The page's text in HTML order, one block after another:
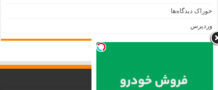
خوراک دیدگاه‌ها
وردپرس